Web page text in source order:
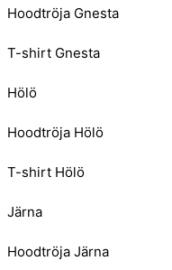
Hoodtröja Gnesta
T-shirt Gnesta
Hölö
Hoodtröja Hölö
T-shirt Hölö
Järna
Hoodtröja Järna